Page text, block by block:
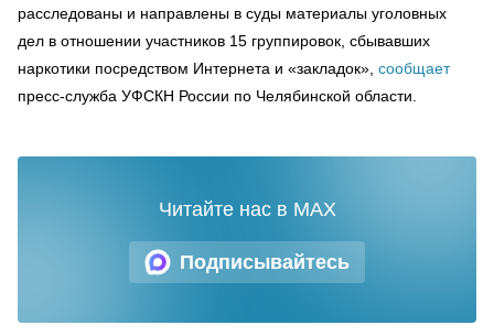
расследованы и направлены в суды материалы уголовных
дел в отношении участников 15 группировок, сбывавших
наркотики посредством Интернета и «закладок», сообщает
пресс-служба УФСКН России по Челябинской области.
Подписывайтесь
Читайте нас в MAX